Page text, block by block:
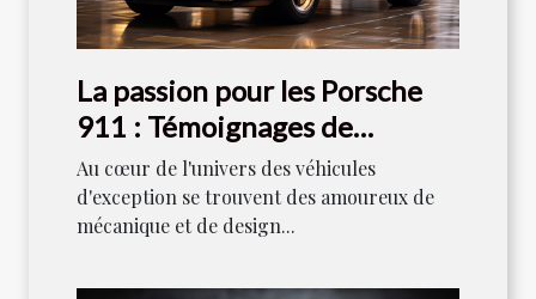
La passion pour les Porsche
911 : Témoignages de
collectionneurs
Au cœur de l'univers des véhicules
d'exception se trouvent des amoureux de
mécanique et de design...